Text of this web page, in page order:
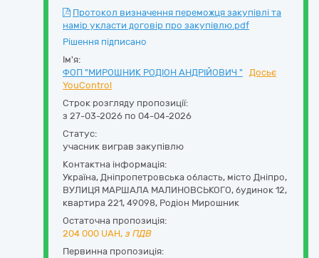
Протокол визначення переможця закупівлі та
намір укласти договір про закупівлю.pdf
Рішення підписано
Ім'я:
ФОП "МИРОШНИК РОДІОН АНДРІЙОВИЧ "
Досьє
YouControl
Строк розгляду пропозиції:
з 27-03-2026 по 04-04-2026
Статус:
учасник виграв закупівлю
Контактна інформація:
Україна, Дніпропетровська область, місто Дніпро,
ВУЛИЦЯ МАРШАЛА МАЛИНОВСЬКОГО, будинок 12,
квартира 221, 49098, Родіон Мирошник
Остаточна пропозиція:
204 000 UAH, з ПДВ
Первинна пропозиція: